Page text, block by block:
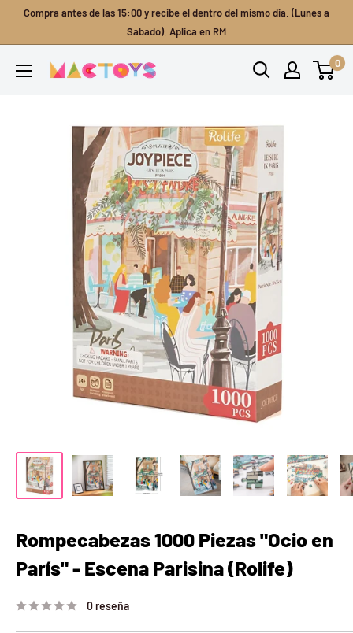
contenido
Compra antes de las 15:00 y recibe el dentro del mismo dia. (Lunes a
Sabado). Aplica en RM
Mactoys
0
Rompecabezas 1000 Piezas "Ocio en
París" - Escena Parisina (Rolife)
0 reseña